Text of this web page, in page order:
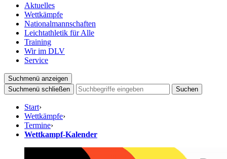
Aktuelles
Wettkämpfe
Nationalmannschaften
Leichtathletik für Alle
Training
Wir im DLV
Service
Suchmenü anzeigen
Suchmenü schließen
Suchen
Start›
Wettkämpfe›
Termine›
Wettkampf-Kalender